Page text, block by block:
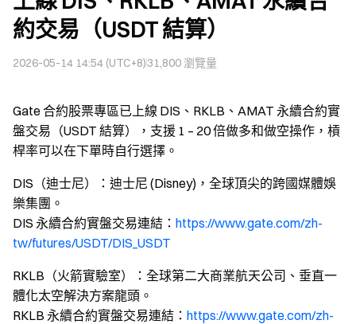
約交易（USDT 結算）
2026-05-14 14:54 (UTC+8)31,800 瀏覽量
Gate 合約股票專區已上線 DIS、RKLB、AMAT 永續合約實
盤交易（USDT 結算），支援 1 – 20 倍做多和做空操作，槓
桿率可以在下單時自行選擇。
DIS（迪士尼）：迪士尼 (Disney)，全球頂尖的跨國媒體娛
樂集團。
DIS 永續合約實盤交易連結： https://www.gate.com/zh-
tw/futures/USDT/DIS_USDT
RKLB（火箭實驗室）：全球第二大商業航天公司、垂直一
體化太空解決方案龍頭。
RKLB 永續合約實盤交易連結： https://www.gate.com/zh-